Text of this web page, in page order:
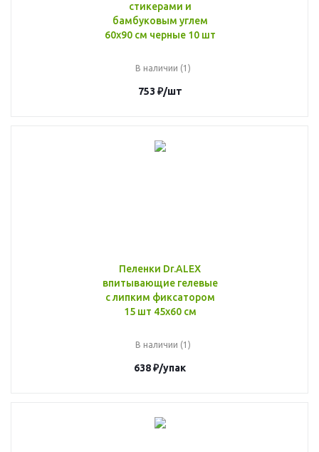
стикерами и
бамбуковым углем
60х90 см черные 10 шт
В наличии (1)
753 ₽/шт
Пеленки Dr.ALEX
впитывающие гелевые
с липким фиксатором
15 шт 45x60 см
В наличии (1)
638₽/упак